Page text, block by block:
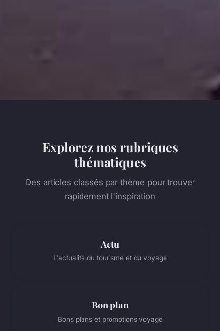
Explorez nos rubriques
thématiques
Des articles classés par thème pour trouver
rapidement l'inspiration
Actu
L'actualité du tourisme et du voyage
Bon plan
Bons plans et promotions voyage